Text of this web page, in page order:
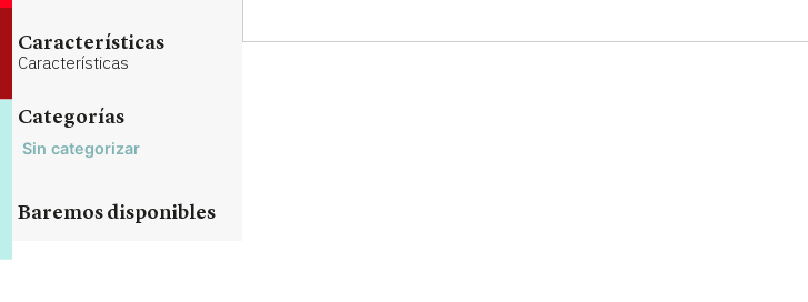
Características
Características
Categorías
Sin categorizar
Baremos disponibles